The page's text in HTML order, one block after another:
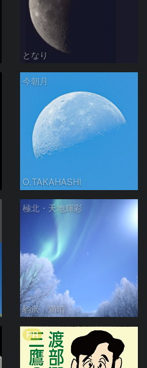
となり
今朝月
O.TAKAHASHI
極北・天地輝彩
駒沢 満晴
PR